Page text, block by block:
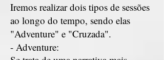
Iremos realizar dois tipos de sessões
ao longo do tempo, sendo elas
"Adventure" e "Cruzada".
- Adventure: